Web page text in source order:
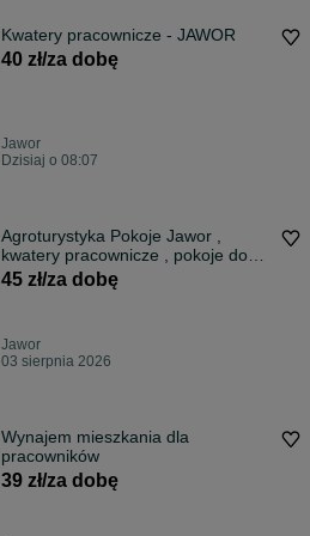
Kwatery pracownicze - JAWOR
40 zł/za dobę
Jawor
Dzisiaj o 08:07
Agroturystyka Pokoje Jawor ,
kwatery pracownicze , pokoje do
wynajęcia
45 zł/za dobę
Jawor
03 sierpnia 2026
Wynajem mieszkania dla
pracowników
39 zł/za dobę